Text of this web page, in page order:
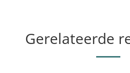
Gerelateerde